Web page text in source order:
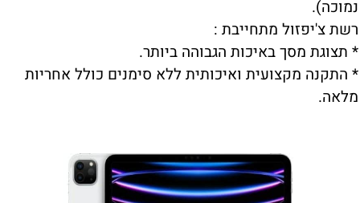
נמוכה).
רשת צ'יפזול מתחייבת :
* תצוגת מסך באיכות הגבוהה ביותר.
* התקנה מקצועית ואיכותית ללא סימנים כולל אחריות
מלאה.